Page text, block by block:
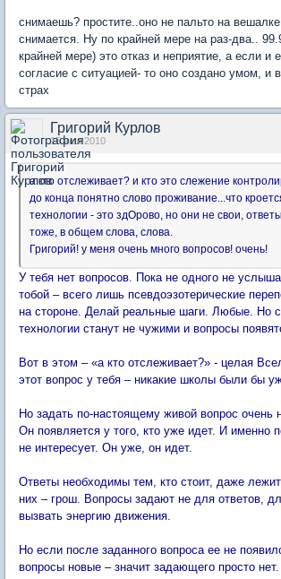
снимаешь? простите..оно не пальто на
снимается. Ну по крайней мере на раз-два..
крайней мере) это отказ и неприятие, а если и
согласие с ситуацией- то оно создано умом, и
страх
Григорий Курлов
15 июл 2010
а кто отслеживает? и кто это слежение
до конца понятно слово проживание...что
технологии - это здОрово, но они не свои,
тоже, в общем слова, слова.
Григорий! у меня очень много вопросов! очень!
У тебя нет вопросов. Пока не одного не
тобой – всего лишь псевдоэзотерические
на стороне. Делай реальные шаги. Любые. Но
технологии станут не чужими и вопросы
Вот в этом – «а кто отслеживает?» - целая
этот вопрос у тебя – никакие школы были бы
Но задать по-настоящему живой вопрос очень
Он появляется у того, кто уже идет. И именно
не интересует. Он уже, он идет.
Ответы необходимы тем, кто стоит, даже
них – грош. Вопросы задают не для ответов,
вызвать энергию движения.
Но если после заданного вопроса ее не
вопросы новые – значит задающего просто